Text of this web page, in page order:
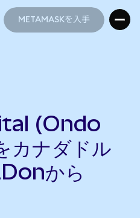
METAMASKを入手
(Ondo
ナダドル
から